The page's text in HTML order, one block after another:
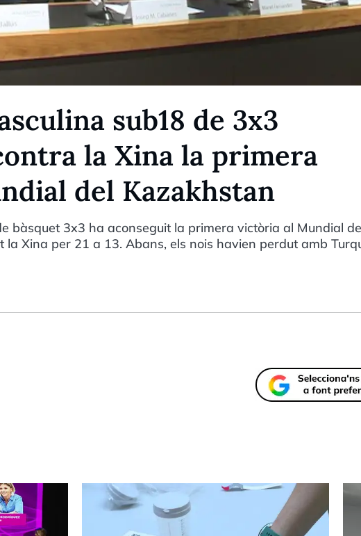
sub18 de 3x3
la Xina la primera
del Kazakhstan
bàsquet 3x3 ha aconseguit la primera victòria al Mundial
la Xina per 21 a 13. Abans, els nois havien perdut amb